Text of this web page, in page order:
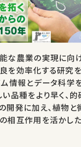
な農業の実現に向
を効率化する研究
ム情報とデータ科学
い品種をより早く、
開発に加え、植物
相互作用を活かし